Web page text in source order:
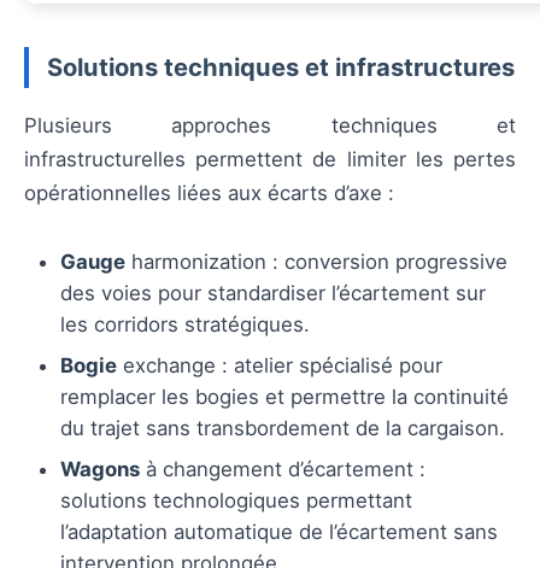
Solutions techniques et infrastructures
Plusieurs approches techniques et
infrastructurelles permettent de limiter les pertes
opérationnelles liées aux écarts d’axe :
Gauge harmonization : conversion progressive
des voies pour standardiser l’écartement sur
les corridors stratégiques.
Bogie exchange : atelier spécialisé pour
remplacer les bogies et permettre la continuité
du trajet sans transbordement de la cargaison.
Wagons à changement d’écartement :
solutions technologiques permettant
l’adaptation automatique de l’écartement sans